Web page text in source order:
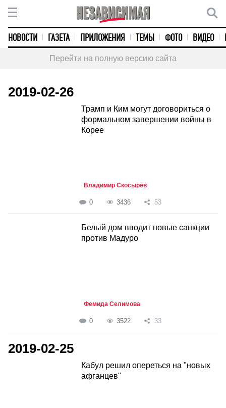
НОВОСТИ ГАЗЕТА ПРИЛОЖЕНИЯ ТЕМЫ ФОТО ВИДЕО
Перейти на полную версию сайта
2019-02-26
Трамп и Ким могут договориться о
формальном завершении войны в
Корее
Владимир Скосырев
0 3436 53
Белый дом вводит новые санкции
против Мадуро
Фемида Селимова
0 3522 33
2019-02-25
Кабул решил опереться на "новых
афганцев"